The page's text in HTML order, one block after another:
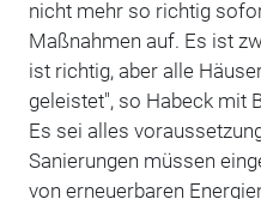
nicht mehr so richtig
Maßnahmen auf. Es ist
ist richtig, aber alle
geleistet", so Habeck mit
Es sei alles
Sanierungen müssen
von erneuerbaren